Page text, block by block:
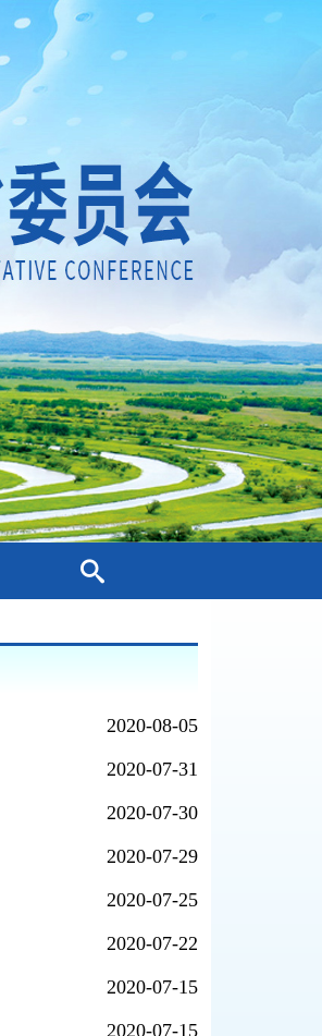
2020-08-05
2020-07-31
2020-07-30
2020-07-29
2020-07-25
2020-07-22
2020-07-15
2020-07-15